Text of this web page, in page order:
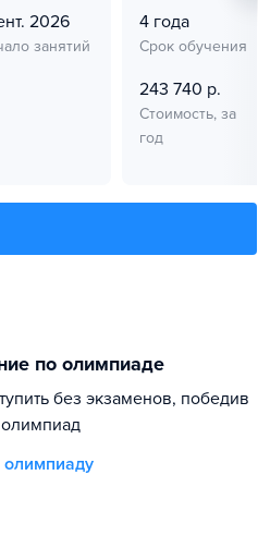
2026
занятий
4 года
Срок обучения
243 740 р.
Стоимость, за
год
по олимпиаде
без экзаменов, победив